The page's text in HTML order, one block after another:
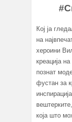
Кој ја
на
хероини
креација
познат
фустан за
која што